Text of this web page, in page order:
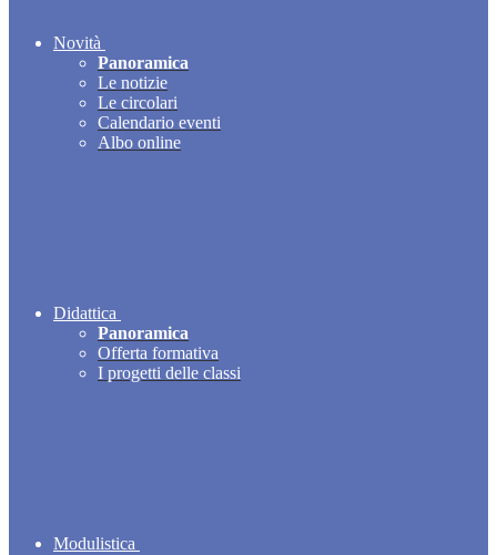
Novità
Panoramica
Le notizie
Le circolari
Calendario eventi
Albo online
Didattica
Panoramica
Offerta formativa
I progetti delle classi
Modulistica